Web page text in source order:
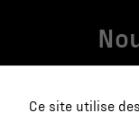
Ce site utilise